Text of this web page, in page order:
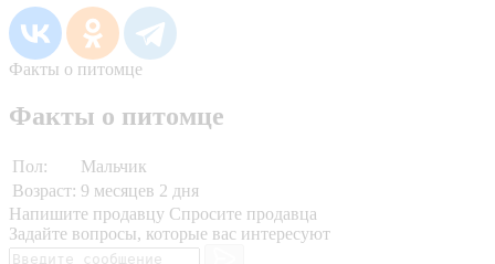
Факты о питомце
Факты о питомце
Пол:
Мальчик
Возраст: 9 месяцев 2 дня
Напишите продавцу Спросите продавца
Задайте вопросы, которые вас интересуют